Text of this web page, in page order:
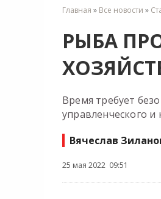
Главная » Все новости »
РЫБА
Время требует
управленческого и
Вячеслав
25 мая 2022 09:51